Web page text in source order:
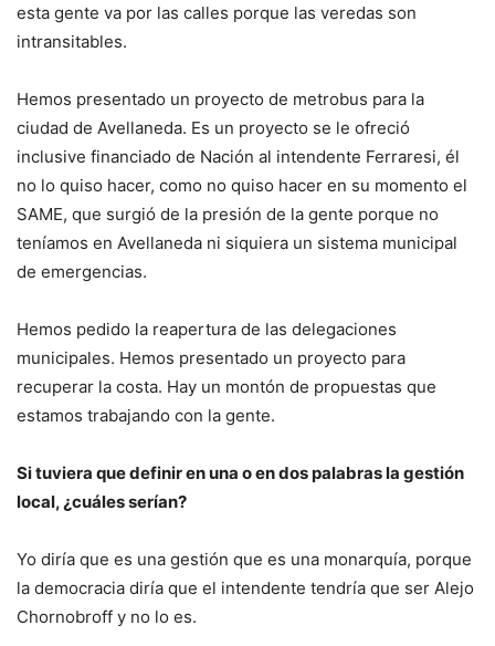
esta gente va por las calles porque las veredas son
intransitables.
Hemos presentado un proyecto de metrobus para la
ciudad de Avellaneda. Es un proyecto se le ofreció
inclusive financiado de Nación al intendente Ferraresi, él
no lo quiso hacer, como no quiso hacer en su momento el
SAME, que surgió de la presión de la gente porque no
teníamos en Avellaneda ni siquiera un sistema municipal
de emergencias.
Hemos pedido la reapertura de las delegaciones
municipales. Hemos presentado un proyecto para
recuperar la costa. Hay un montón de propuestas que
estamos trabajando con la gente.
Si tuviera que definir en una o en dos palabras la gestión
local, ¿cuáles serían?
Yo diría que es una gestión que es una monarquía, porque
la democracia diría que el intendente tendría que ser Alejo
Chornobroff y no lo es.